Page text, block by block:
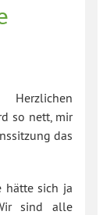
so nett, mir
das
hätte sich ja
sind alle